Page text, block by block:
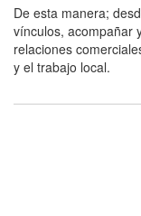
De esta manera;
vínculos, acompañar
relaciones
y el trabajo local.